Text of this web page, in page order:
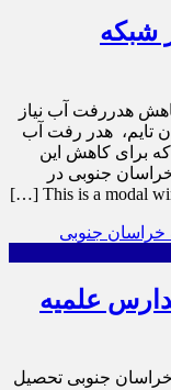
از شبکه
کاهش هدررفت آب نیاز
تایم، هدر رفت آب
۲۸ درصد است که برای کاهش این
خراسان جنوبی در
مدارس علمیه
۸ مدرسه علمیه خراسان جنوبی تحصیل